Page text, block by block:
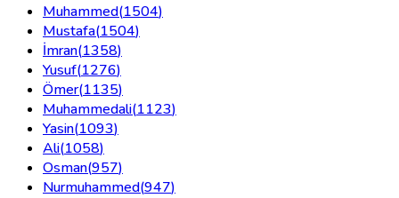
Muhammed(1504)
Mustafa(1504)
İmran(1358)
Yusuf(1276)
Ömer(1135)
Muhammedali(1123)
Yasin(1093)
Ali(1058)
Osman(957)
Nurmuhammed(947)